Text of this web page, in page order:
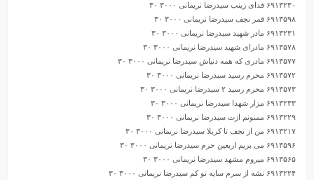
۶۹۱۳۲۳۰ فدای زینب سیدرضا نریمانی ۳۰۰۰ ۳۰
۶۹۱۳۵۹۸ قمر نجف سیدرضا نریمانی ۳۰۰۰ ۳۰
۶۹۱۳۲۳۱ مادر شهید سیدرضا نریمانی ۳۰۰۰ ۳۰
۶۹۱۳۵۷۸ مادرای شهید سیدرضا نریمانی ۳۰۰۰ ۳۰
۶۹۱۳۵۷۷ مادری که همه دنیاش سیدرضا نریمانی ۳۰۰۰ ۳۰
۶۹۱۳۵۷۲ محرم رسید سیدرضا نریمانی ۳۰۰۰ ۳۰
۶۹۱۳۵۷۳ محرم رسید ۲ سیدرضا نریمانی ۳۰۰۰ ۳۰
۶۹۱۳۲۳۳ مزار شهدا سیدرضا نریمانی ۳۰۰۰ ۳۰
۶۹۱۳۲۲۹ ممنونم ازت سیدرضا نریمانی ۳۰۰۰ ۳۰
۶۹۱۳۲۱۷ من از نجف تا کربلا سیدرضا نریمانی ۳۰۰۰ ۳۰
۶۹۱۳۵۹۶ می بریم اربعین حرم سیدرضا نریمانی ۳۰۰۰ ۳۰
۶۹۱۳۵۶۵ میروم مشهد سیدرضا نریمانی ۳۰۰۰ ۳۰
۶۹۱۳۲۲۴ نشه از سرم سایه تو کم سیدرضا نریمانی ۳۰۰۰ ۳۰